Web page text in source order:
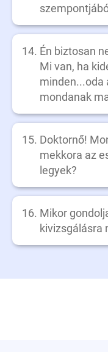
Én biztosan
Mi van, ha
minden...oda
mondanak
Doktornő!
mekkora az
legyek?
Mikor
kivizsgálásra